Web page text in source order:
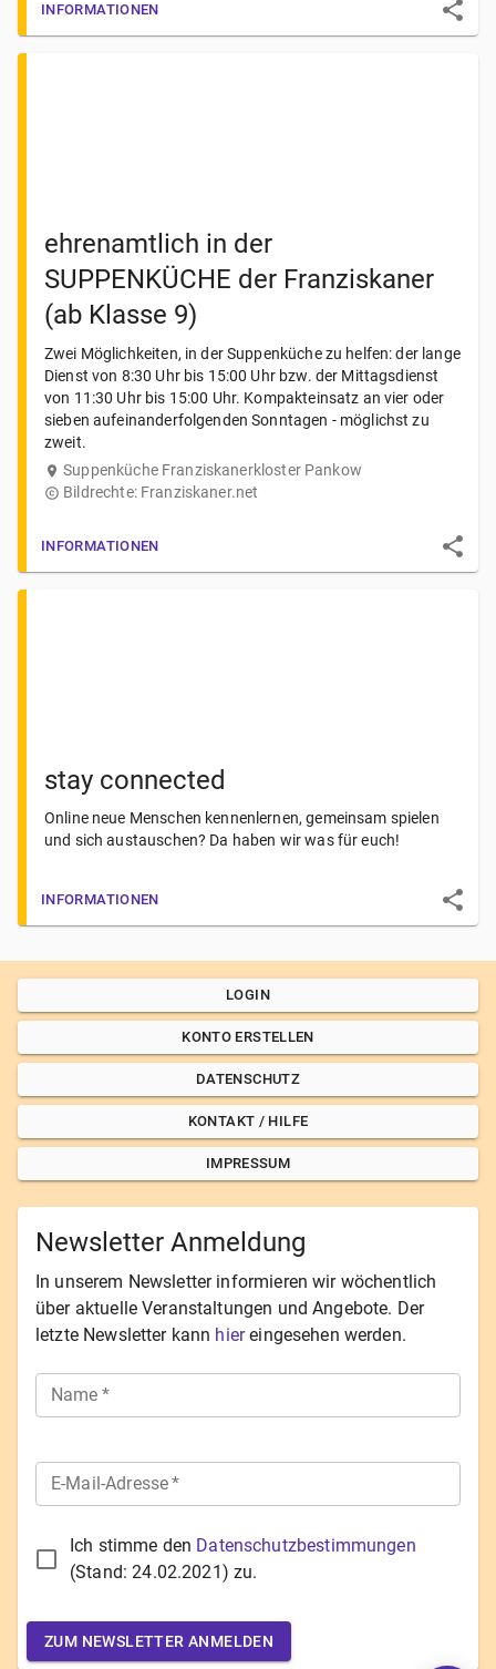
INFORMATIONEN
ehrenamtlich in der
SUPPENKÜCHE der Franziskaner
(ab Klasse 9)
Zwei Möglichkeiten, in der Suppenküche zu helfen: der lange
Dienst von 8:30 Uhr bis 15:00 Uhr bzw. der Mittagsdienst
von 11:30 Uhr bis 15:00 Uhr. Kompakteinsatz an vier oder
sieben aufeinanderfolgenden Sonntagen - möglichst zu
zweit.
Suppenküche Franziskanerkloster Pankow
Bildrechte: Franziskaner.net
INFORMATIONEN
stay connected
Online neue Menschen kennenlernen, gemeinsam spielen
und sich austauschen? Da haben wir was für euch!
INFORMATIONEN
LOGIN
KONTO ERSTELLEN
DATENSCHUTZ
KONTAKT / HILFE
IMPRESSUM
Newsletter Anmeldung
In unserem Newsletter informieren wir wöchentlich
über aktuelle Veranstaltungen und Angebote. Der
letzte Newsletter kann hier eingesehen werden.
Name *
E-Mail-Adresse*
Ich stimme den Datenschutzbestimmungen
(Stand:24.02.2021) zu.
ZUM NEWSLETTER ANMELDEN